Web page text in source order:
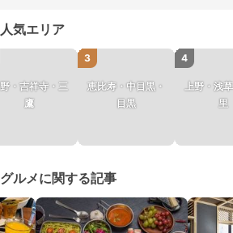
気エリア
・吉祥寺・三
鷹
3
恵比寿・中目黒・
目黒
4
上野・浅
里
ルメに関する記事